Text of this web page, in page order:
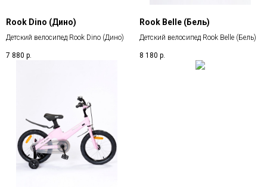
Rook Dino (Дино)
Детский велосипед Rook Dino (Дино)
7 880 р.
Rook Belle (Бель)
Детский велосипед Rook Belle (Бель)
8 180 р.